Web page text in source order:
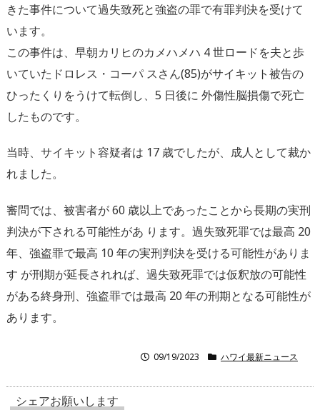
きた事件について過失致死と強盗の罪で有罪判決を受けて
います。
この事件は、早朝カリヒのカメハメハ 4 世ロードを夫と歩
いていたドロレス・コーパ スさん(85)がサイキット被告の
ひったくりをうけて転倒し、5 日後に 外傷性脳損傷で死亡
したものです。
当時、サイキット容疑者は 17 歳でしたが、成人として裁か
れました。
審問では、被害者が 60 歳以上であったことから⻑期の実刑
判決が下される可能性があ ります。過失致死罪では最高 20
年、強盗罪で最高 10 年の実刑判決を受ける可能性がありま
す が刑期が延⻑されれば、過失致死罪では仮釈放の可能性
がある終身刑、強盗罪では最高 20 年の刑期となる可能性が
あります。
09/19/2023 ハワイ最新ニュース
シェアお願いします